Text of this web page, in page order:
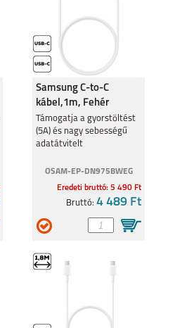
Samsung C-to-C
kábel,1m, Fehér
Támogatja a gyorstöltést
(5A) és nagy sebességű
adatátvitelt
OSAM-EP-DN975BWEG
Eredeti bruttó: 5 490 Ft
Bruttó:4 489 Ft